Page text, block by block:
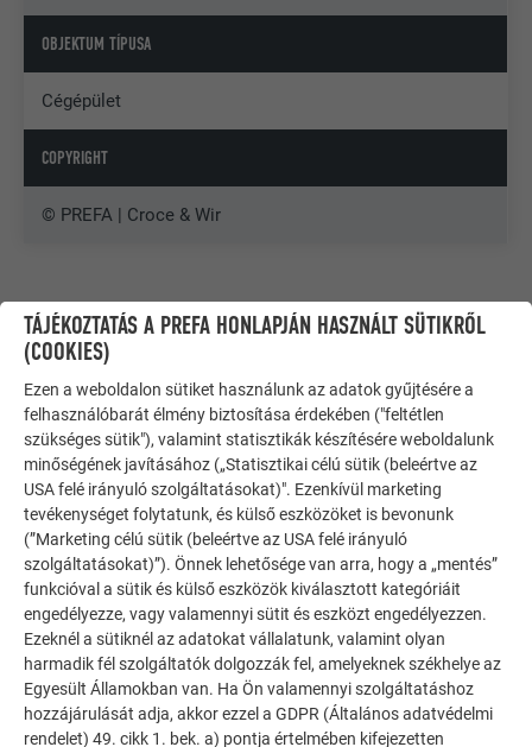
OBJEKTUM TÍPUSA
Cégépület
COPYRIGHT
© PREFA | Croce & Wir
INSPIRÁLÓDJON
TOVÁBBI ÉPÜLETEK
A PREFA referencia galéria bemutatja, milyen
sokoldalúan felhasználható az alumínium. Fedezzen fel
TÁJÉKOZTATÁS A PREFA HONLAPJÁN HASZNÁLT SÜTIKRŐL
(COOKIES)
Ezen a weboldalon sütiket használunk az adatok gyűjtésére a
felhasználóbarát élmény biztosítása érdekében ("feltétlen
szükséges sütik"), valamint statisztikák készítésére weboldalunk
minőségének javításához („Statisztikai célú sütik (beleértve az
USA felé irányuló szolgáltatásokat)". Ezenkívül marketing
tevékenységet folytatunk, és külső eszközöket is bevonunk
(”Marketing célú sütik (beleértve az USA felé irányuló
szolgáltatásokat)”). Önnek lehetősége van arra, hogy a „mentés”
funkcióval a sütik és külső eszközök kiválasztott kategóriáit
engedélyezze, vagy valamennyi sütit és eszközt engedélyezzen.
Ezeknél a sütiknél az adatokat vállalatunk, valamint olyan
harmadik fél szolgáltatók dolgozzák fel, amelyeknek székhelye az
Egyesült Államokban van. Ha Ön valamennyi szolgáltatáshoz
hozzájárulását adja, akkor ezzel a GDPR (Általános adatvédelmi
rendelet) 49. cikk 1. bek. a) pontja értelmében kifejezetten